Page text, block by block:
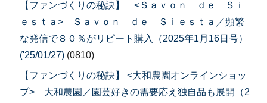
【ファンづくりの秘訣】 <Ｓａｖｏｎ ｄｅ Ｓｉ
ｅｓｔａ> Ｓａｖｏｎ ｄｅ Ｓｉｅｓｔａ／頻繁
な発信で８０％がリピート購入（2025年1月16日号）
('25/01/27) (0810)
【ファンづくりの秘訣】 <大和農園オンラインショッ
プ> 大和農園／園芸好きの需要応え独自品も展開（2